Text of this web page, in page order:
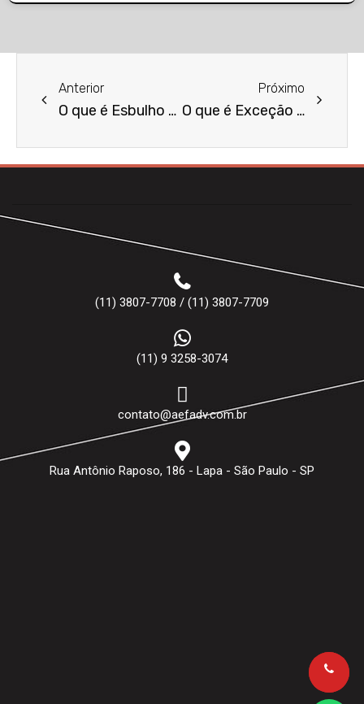
Anterior
O que é Esbulho Possessório?
Próximo
O que é Exceção de Suspeição?
(11) 3807-7708 / (11) 3807-7709
(11) 9 3258-3074
contato@aefadv.com.br
Rua Antônio Raposo, 186 - Lapa - São Paulo - SP